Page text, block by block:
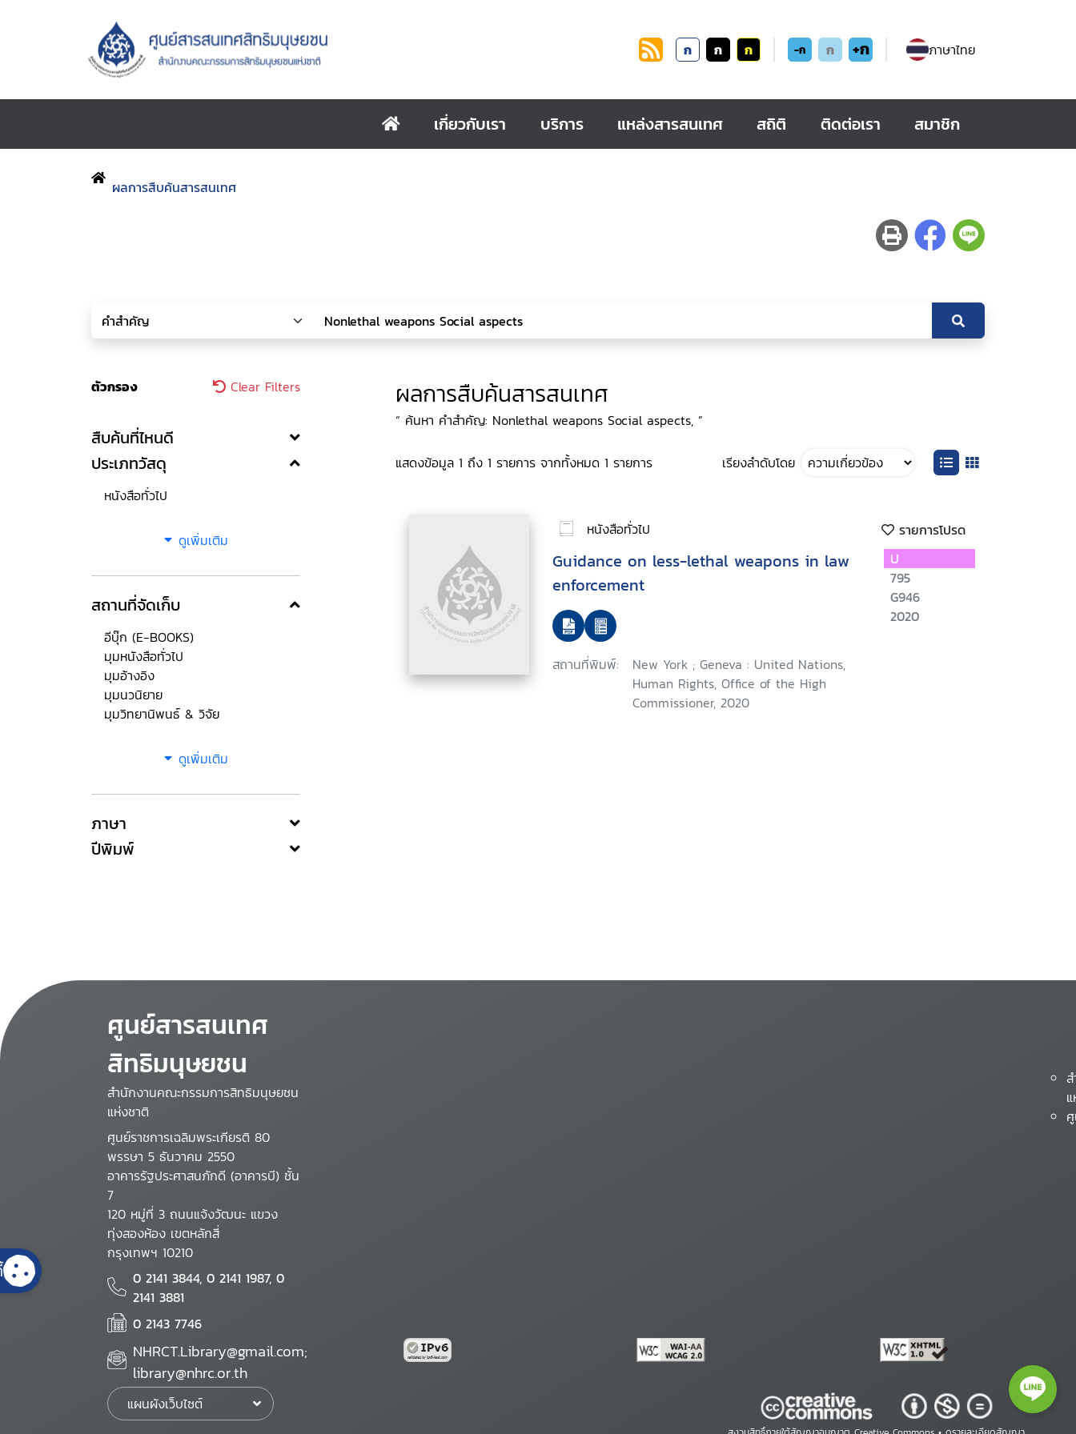
ก ก ก -ก ก +ก ภาษาไทย
เกี่ยวกับเรา บริการ แหล่งสารสนเทศ สถิติ ติดต่อเรา สมาชิก
ผลการสืบค้นสารสนเทศ
ตัวกรอง Clear Filters
สืบค้นที่ไหนดี
ประเภทวัสดุ
หนังสือทั่วไป
ดูเพิ่มเติม
สถานที่จัดเก็บ
อีบุ๊ก (E-BOOKS)
มุมหนังสือทั่วไป
มุมอ้างอิง
มุมนวนิยาย
มุมวิทยานิพนธ์ & วิจัย
ดูเพิ่มเติม
ภาษา
ปีพิมพ์
ผลการสืบค้นสารสนเทศ
“ ค้นหา คำสำคัญ: Nonlethal weapons Social aspects, ”
แสดงข้อมูล 1 ถึง 1 รายการ จากทั้งหมด 1 รายการ เรียงลำดับโดย
หนังสือทั่วไป รายการโปรด
Guidance on less-lethal weapons in law
enforcement
สถานที่พิมพ์:
New York ; Geneva : United Nations,
Human Rights, Office of the High
Commissioner, 2020
U
795
G946
2020
ศูนย์สารสนเทศ
สิทธิมนุษยชน
สำนักงานคณะกรรมการสิทธิมนุษยชน
แห่งชาติ
ศูนย์ราชการเฉลิมพระเกียรติ 80
พรรษา 5 ธันวาคม 2550
อาคารรัฐประศาสนภักดี (อาคารบี) ชั้น
7
120 หมู่ที่ 3 ถนนแจ้งวัฒนะ แขวง
ทุ่งสองห้อง เขตหลักสี่
กรุงเทพฯ 10210
0 2141 3844, 0 2141 1987, 0
2141 3881
0 2143 7746
NHRCT.Library@gmail.com;
library@nhrc.or.th
แผนผังเว็บไซต์